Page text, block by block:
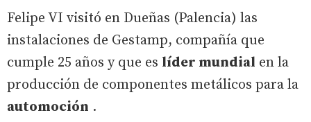
Felipe VI visitó en Dueñas (Palencia) las
instalaciones de Gestamp, compañía que
cumple 25 años y que es líder mundial en la
producción de componentes metálicos para la
automoción .